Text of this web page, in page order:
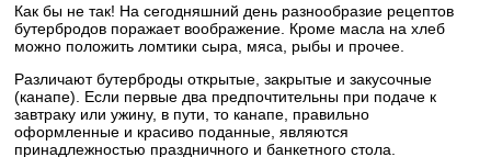
Как бы не так! На сегодняшний день разнообразие рецептов
бутербродов поражает воображение. Кроме масла на хлеб
можно положить ломтики сыра, мяса, рыбы и прочее.
Различают бутерброды открытые, закрытые и закусочные
(канапе). Если первые два предпочтительны при подаче к
завтраку или ужину, в пути, то канапе, правильно
оформленные и красиво поданные, являются
принадлежностью праздничного и банкетного стола.